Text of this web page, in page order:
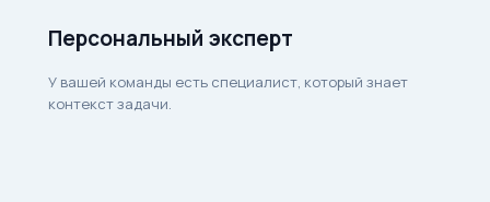
Персональный эксперт
У вашей команды есть специалист, который знает
контекст задачи.